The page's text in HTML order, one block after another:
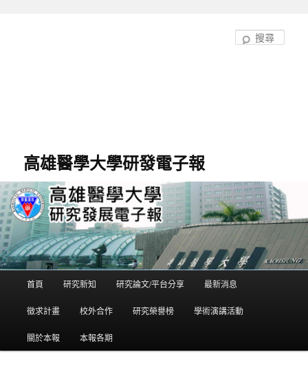
高雄醫學大學研發電子報
單
首頁 研究新知 研究論文/平台分享 最新消息
徵求計畫 校外合作 研究榮譽榜 學術演講活動
關於本報 本報各期